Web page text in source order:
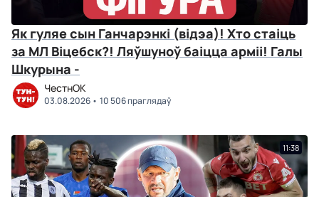
Як гуляе сын Ганчарэнкі (відэа)! Хто стаіць
за МЛ Віцебск?! Ляўшуноў баіцца арміі! Галы
Шкурына -
ЧестнОК
03.08.2026 10 506 праглядаў
11:38